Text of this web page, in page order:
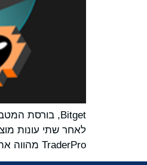
TraderPro מהווה אתגר מסחר שנועד להציע הזדמנויות למידה יחד עם הזדמנויות מסחר בעולם האמיתי.